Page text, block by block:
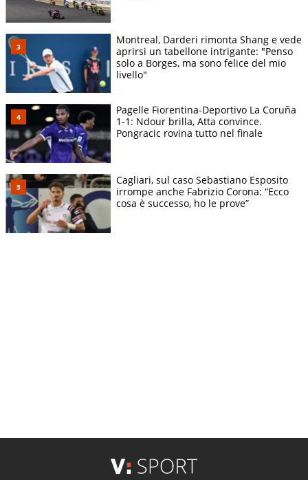
Montreal, Darderi rimonta Shang e vede
aprirsi un tabellone intrigante: "Penso
solo a Borges, ma sono felice del mio
livello"
Pagelle Fiorentina-Deportivo La Coruña
1-1: Ndour brilla, Atta convince.
Pongracic rovina tutto nel finale
Cagliari, sul caso Sebastiano Esposito
irrompe anche Fabrizio Corona: “Ecco
cosa è successo, ho le prove”